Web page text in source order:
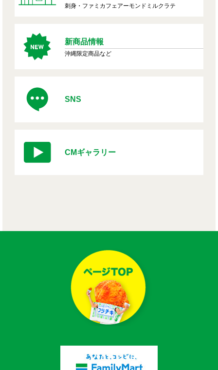
刺身・ファミカフェアーモンドミルクラテ
新商品情報
沖縄限定商品など
SNS
CMギャラリー